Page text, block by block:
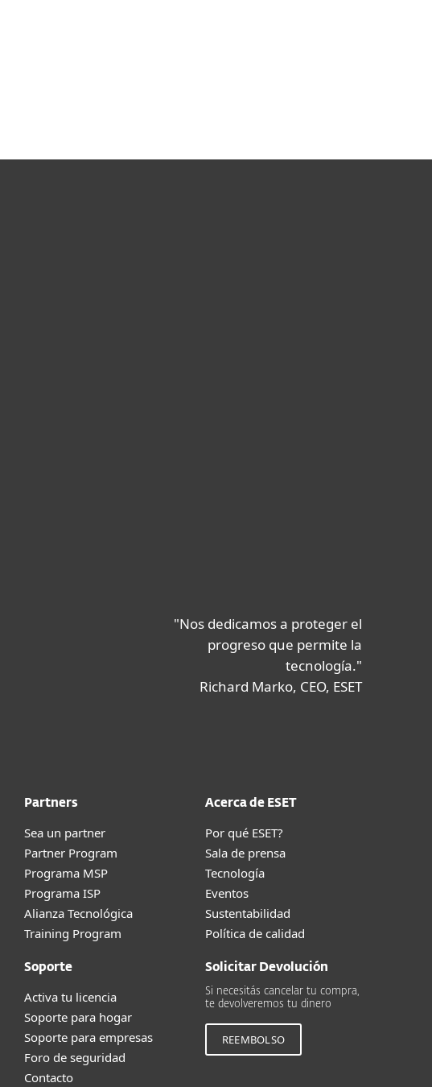
"Nos dedicamos a proteger el
progreso que permite la
tecnología."
Richard Marko, CEO, ESET
Partners
Sea un partner
Partner Program
Programa MSP
Programa ISP
Alianza Tecnológica
Training Program
Soporte
Activa tu licencia
Soporte para hogar
Soporte para empresas
Foro de seguridad
Contacto
Acerca de ESET
Por qué ESET?
Sala de prensa
Tecnología
Eventos
Sustentabilidad
Política de calidad
Solicitar Devolución
Si necesitás cancelar tu compra,
te devolveremos tu dinero
REEMBOLSO